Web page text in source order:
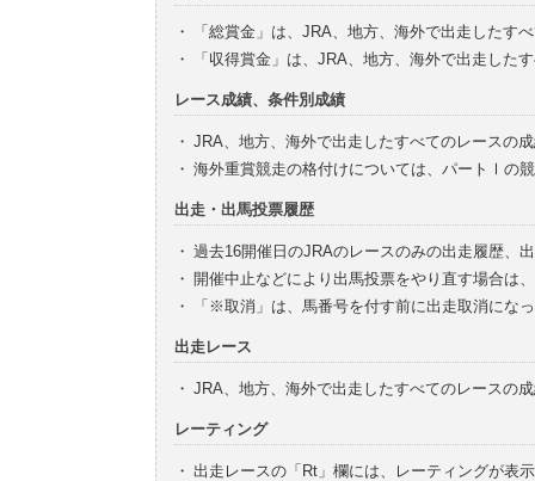
・
「総賞金」は、JRA、地方、海外で出走したす
・
「収得賞金」は、JRA、地方、海外で出走した
レース成績、条件別成績
・ JRA、地方、海外で出走したすべてのレースの
・ 海外重賞競走の格付けについては、パートⅠの
出走・出馬投票履歴
・ 過去16開催日のJRAのレースのみの出走履歴、
・ 開催中止などにより出馬投票をやり直す場合は
・
「※取消」は、馬番号を付す前に出走取消にな
出走レース
・ JRA、地方、海外で出走したすべてのレースの
レーティング
・ 出走レースの「Rt」欄には、レーティングが表